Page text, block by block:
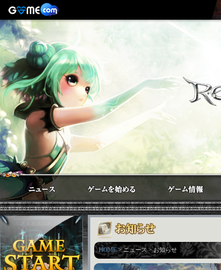
HOME> ニュース > お知らせ